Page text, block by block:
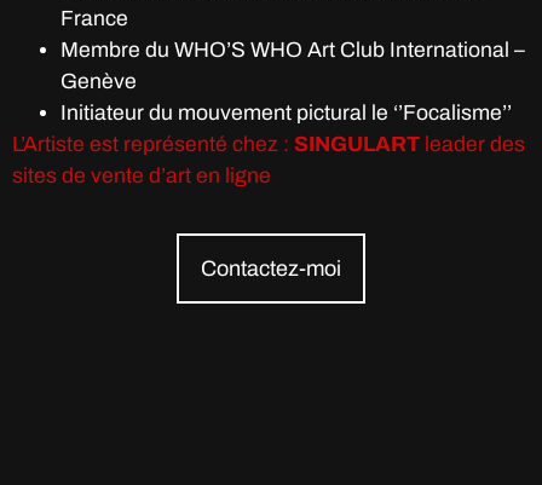
France
Membre du WHO’S WHO Art Club International –
Genève
Initiateur du mouvement pictural le ‘’Focalisme’’
L’Artiste est représenté chez : SINGULART leader des
sites de vente d’art en ligne
Contactez-moi